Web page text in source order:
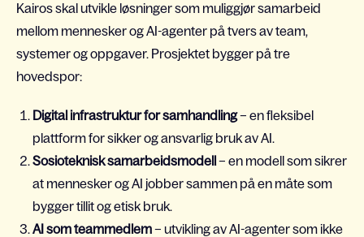
Kairos skal utvikle løsninger som muliggjør samarbeid
mellom mennesker og AI-agenter på tvers av team,
systemer og oppgaver. Prosjektet bygger på tre
hovedspor:
Digital infrastruktur for samhandling– en fleksibel
plattform for sikker og ansvarlig bruk av AI.
Sosioteknisk samarbeidsmodell– en modell som sikrer
at mennesker og AI jobber sammen på en måte som
bygger tillit og etisk bruk.
AI som teammedlem– utvikling av AI-agenter som ikke